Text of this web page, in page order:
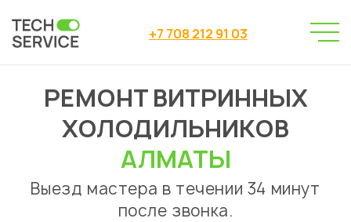
+7 708 212 91 03
Сервисный центр
→
Ремонт холодильников
→
Ремонт витринных холодильников
РЕМОНТ ВИТРИННЫХ
ХОЛОДИЛЬНИКОВ
АЛМАТЫ
Выезд мастера в течении 34 минут
после звонка.